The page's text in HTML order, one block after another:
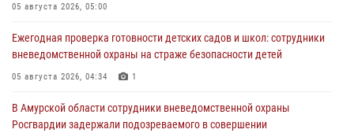
05 августа 2026, 05:00
Ежегодная проверка готовности детских садов и школ: сотрудники
вневедомственной охраны на страже безопасности детей
05 августа 2026, 04:34 1
В Амурской области сотрудники вневедомственной охраны
Росгвардии задержали подозреваемого в совершении